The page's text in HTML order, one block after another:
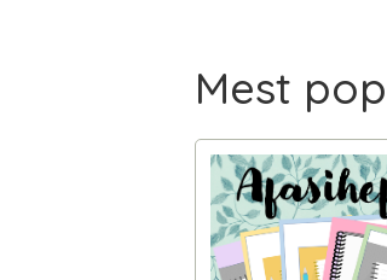
Mest